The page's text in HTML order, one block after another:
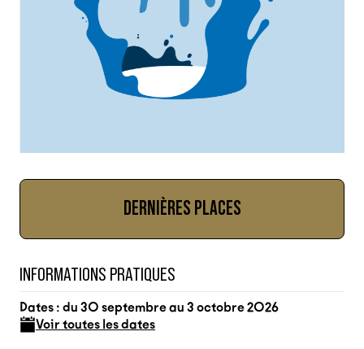
DERNIÈRES PLACES
INFORMATIONS PRATIQUES
Dates : du 30 septembre au 3 octobre 2026
Voir toutes les dates